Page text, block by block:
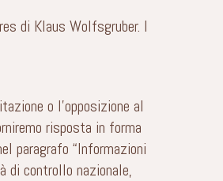
di Klaus Wolfsgruber. I
o l’opposizione al
risposta in forma
paragrafo “Informazioni
di controllo nazionale,